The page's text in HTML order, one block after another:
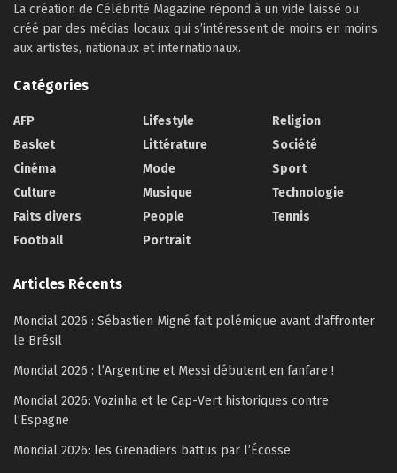
La création de Célébrité Magazine répond à un vide laissé ou
créé par des médias locaux qui s’intéressent de moins en moins
aux artistes, nationaux et internationaux.
Catégories
AFP
Basket
Cinéma
Culture
Faits divers
Football
Lifestyle
Littérature
Mode
Musique
People
Portrait
Religion
Société
Sport
Technologie
Tennis
Articles Récents
Mondial 2026 : Sébastien Migné fait polémique avant d’affronter
le Brésil
Mondial 2026 : l’Argentine et Messi débutent en fanfare !
Mondial 2026: Vozinha et le Cap-Vert historiques contre
l’Espagne
Mondial 2026: les Grenadiers battus par l’Écosse